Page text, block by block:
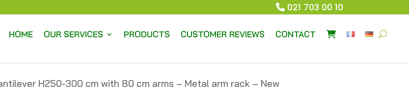
021 703 00 10
HOME OUR SERVICES PRODUCTS CUSTOMER REVIEWS CONTACT
H250-300 cm with 80 cm arms – Metal arm rack – New